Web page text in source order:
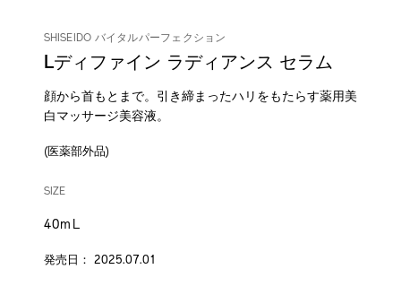
SHISEIDO バイタルパーフェクション
Lディファイン ラディアンス セラム
顔から首もとまで。引き締まったハリをもたらす薬用美
白マッサージ美容液。
(医薬部外品)
DETAILS
/vital-
l-
radiance-
商
番
4514254211786
VARIATIONS
SIZE
40mL
発売日： 2025.07.01